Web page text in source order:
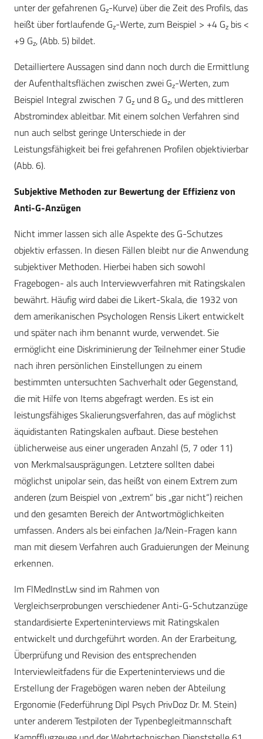
unter der gefahrenen Gz-Kurve) über die Zeit des Profils, das
heißt über fortlaufende Gz-Werte, zum Beispiel > +4 Gz bis <
+9 Gz, (Abb. 5) bildet.
Detailliertere Aussagen sind dann noch durch die Ermittlung
der Aufenthaltsflächen zwischen zwei Gz-Werten, zum
Beispiel Integral zwischen 7 Gz und 8 Gz, und des mittleren
Abstromindex ableitbar. Mit einem solchen Verfahren sind
nun auch selbst geringe Unterschiede in der
Leistungsfähigkeit bei frei gefahrenen Profilen objektivierbar
(Abb. 6).
Subjektive Methoden zur Bewertung der Effizienz von
Anti-G-Anzügen
Nicht immer lassen sich alle Aspekte des G-Schutzes
objektiv erfassen. In diesen Fällen bleibt nur die Anwendung
subjektiver Methoden. Hierbei haben sich sowohl
Fragebogen- als auch Interviewverfahren mit Ratingskalen
bewährt. Häufig wird dabei die Likert-Skala, die 1932 von
dem amerikanischen Psychologen Rensis Likert entwickelt
und später nach ihm benannt wurde, verwendet. Sie
ermöglicht eine Diskriminierung der Teilnehmer einer Studie
nach ihren persönlichen Einstellungen zu einem
bestimmten untersuchten Sachverhalt oder Gegenstand,
die mit Hilfe von Items abgefragt werden. Es ist ein
leistungsfähiges Skalierungsverfahren, das auf möglichst
äquidistanten Ratingskalen aufbaut. Diese bestehen
üblicherweise aus einer ungeraden Anzahl (5, 7 oder 11)
von Merkmalsausprägungen. Letztere sollten dabei
möglichst unipolar sein, das heißt von einem Extrem zum
anderen (zum Beispiel von „extrem“ bis „gar nicht“) reichen
und den gesamten Bereich der Antwortmöglichkeiten
umfassen. Anders als bei einfachen Ja/Nein-Fragen kann
man mit diesem Verfahren auch Graduierungen der Meinung
erkennen.
Im FlMedInstLw sind im Rahmen von
Vergleichserprobungen verschiedener Anti-G-Schutzanzüge
standardisierte Experteninterviews mit Ratingskalen
entwickelt und durchgeführt worden. An der Erarbeitung,
Überprüfung und Revision des entsprechenden
Interviewleitfadens für die Experteninterviews und die
Erstellung der Fragebögen waren neben der Abteilung
Ergonomie (Federführung Dipl Psych PrivDoz Dr. M. Stein)
unter anderem Testpiloten der Typenbegleitmannschaft